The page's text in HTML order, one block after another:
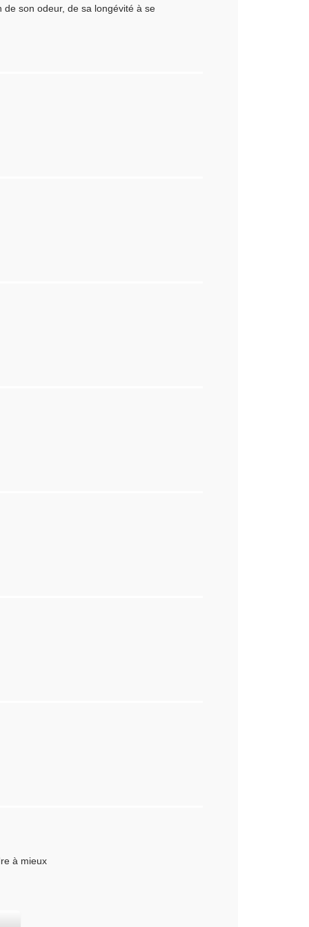
son odeur, de sa longévité à se
à mieux